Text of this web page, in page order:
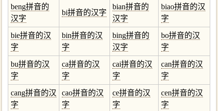
beng拼音的
汉字
bi拼音的汉字
bian拼音的
汉字
biao拼音的汉
字
bie拼音的汉
字
bin拼音的汉
字
bing拼音的
汉字
bo拼音的汉
字
bu拼音的汉
字
ca拼音的汉
字
cai拼音的汉
字
can拼音的汉
字
cang拼音的汉
字
cao拼音的汉
字
ce拼音的汉
字
cen拼音的汉
字